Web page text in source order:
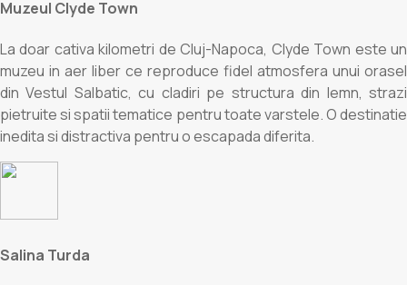
Muzeul Clyde Town
La doar cativa kilometri de Cluj-Napoca, Clyde Town este un
muzeu in aer liber ce reproduce fidel atmosfera unui orasel
din Vestul Salbatic, cu cladiri pe structura din lemn, strazi
pietruite si spatii tematice pentru toate varstele. O destinatie
inedita si distractiva pentru o escapada diferita.
Salina Turda